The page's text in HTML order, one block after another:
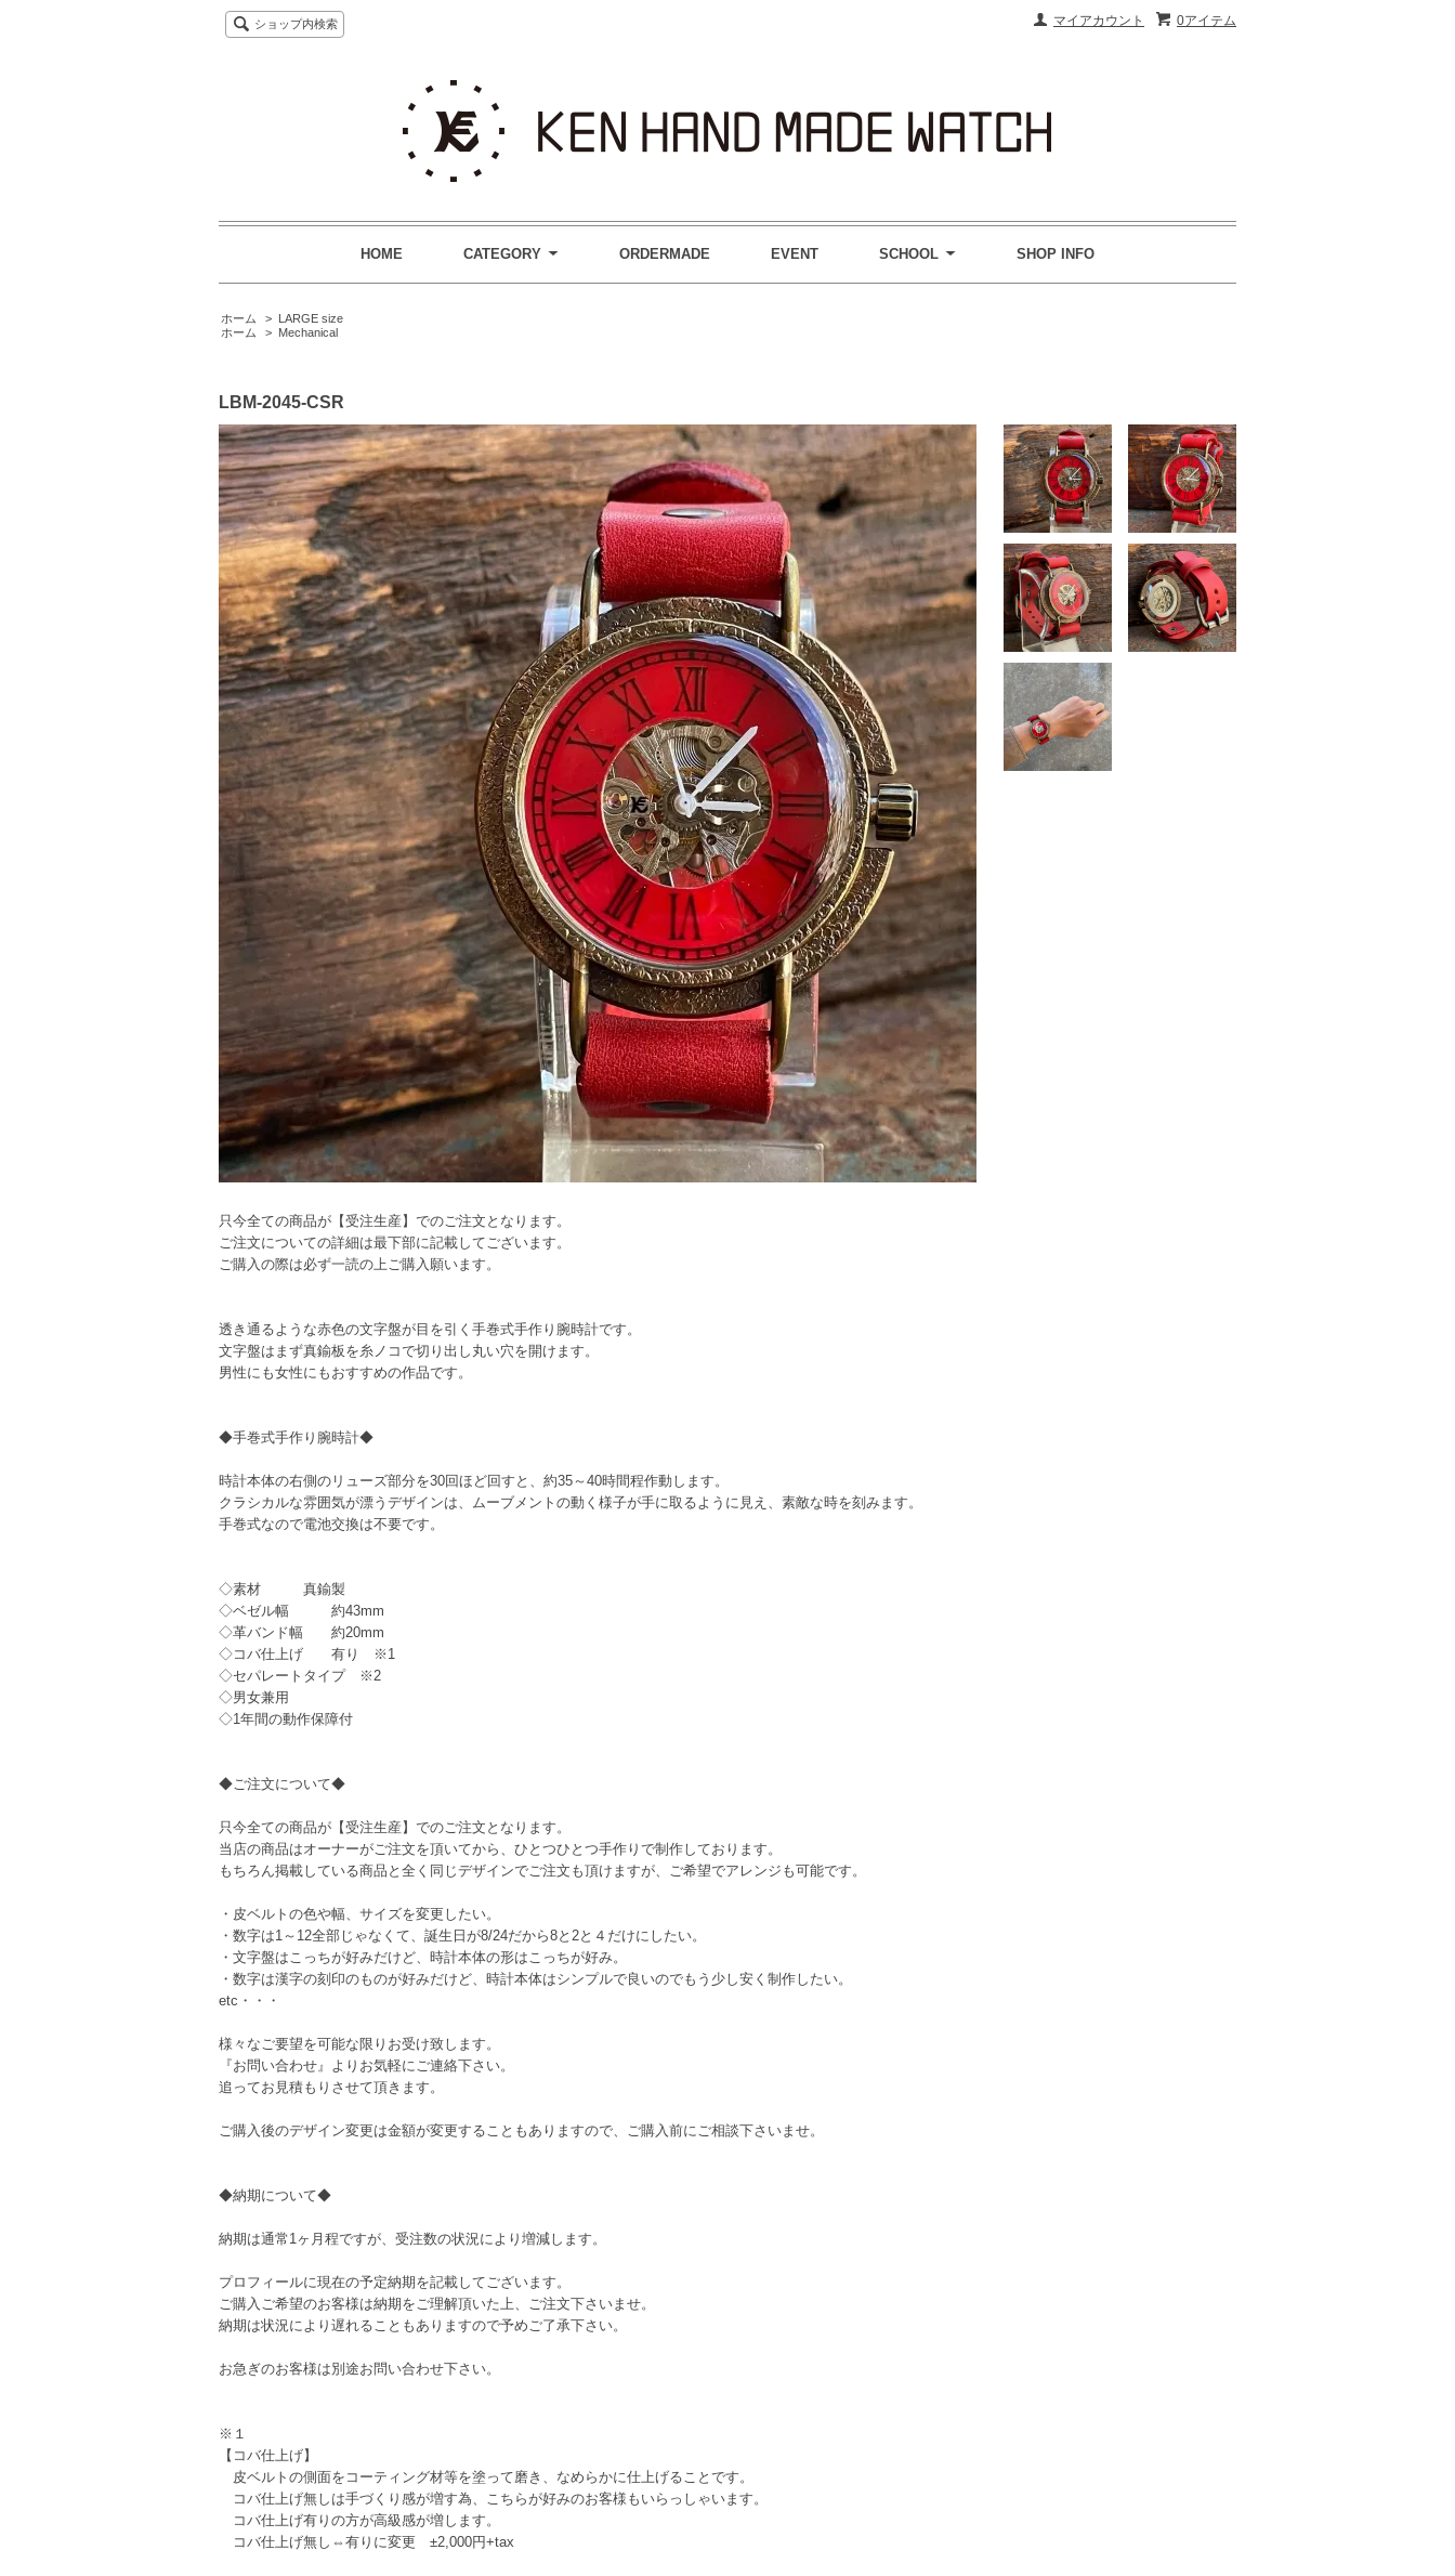
0アイテム
マイアカウント
ショップ内検索
HOME CATEGORY ORDERMADE EVENT SCHOOL SHOP INFO
ホーム > LARGE size
ホーム
> Mechanical
LBM-2045-CSR
只今全ての商品が【受注生産】でのご注文となります。
ご注文についての詳細は最下部に記載してございます。
ご購入の際は必ず一読の上ご購入願います。
透き通るような赤色の文字盤が目を引く手巻式手作り腕時計です。
文字盤はまず真鍮板を糸ノコで切り出し丸い穴を開けます。
男性にも女性にもおすすめの作品です。
◆手巻式手作り腕時計◆
時計本体の右側のリューズ部分を30回ほど回すと、約35～40時間程作動します。
クラシカルな雰囲気が漂うデザインは、ムーブメントの動く様子が手に取るように見え、素敵な時を刻みます。
手巻式なので電池交換は不要です。
◇素材 真鍮製
◇ベゼル幅 約43mm
◇革バンド幅 約20mm
◇コバ仕上げ 有り ※1
◇セパレートタイプ ※2
◇男女兼用
◇1年間の動作保障付
◆ご注文について◆
只今全ての商品が【受注生産】でのご注文となります。
当店の商品はオーナーがご注文を頂いてから、ひとつひとつ手作りで制作しております。
もちろん掲載している商品と全く同じデザインでご注文も頂けますが、ご希望でアレンジも可能です。
・皮ベルトの色や幅、サイズを変更したい。
・数字は1～12全部じゃなくて、誕生日が8/24だから8と2と４だけにしたい。
・文字盤はこっちが好みだけど、時計本体の形はこっちが好み。
・数字は漢字の刻印のものが好みだけど、時計本体はシンプルで良いのでもう少し安く制作したい。
etc・・・
様々なご要望を可能な限りお受け致します。
『お問い合わせ』よりお気軽にご連絡下さい。
追ってお見積もりさせて頂きます。
ご購入後のデザイン変更は金額が変更することもありますので、ご購入前にご相談下さいませ。
◆納期について◆
納期は通常1ヶ月程ですが、受注数の状況により増減します。
プロフィールに現在の予定納期を記載してございます。
ご購入ご希望のお客様は納期をご理解頂いた上、ご注文下さいませ。
納期は状況により遅れることもありますので予めご了承下さい。
お急ぎのお客様は別途お問い合わせ下さい。
※１
【コバ仕上げ】
皮ベルトの側面をコーティング材等を塗って磨き、なめらかに仕上げることです。
コバ仕上げ無しは手づくり感が増す為、こちらが好みのお客様もいらっしゃいます。
コバ仕上げ有りの方が高級感が増します。
コバ仕上げ無し⇔有りに変更 ±2,000円+tax